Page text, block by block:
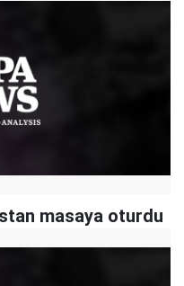
masaya oturdu